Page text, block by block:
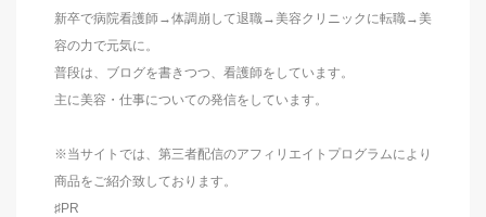
新卒で病院看護師→体調崩して退職→美容クリニックに転職→美
容の力で元気に。
普段は、ブログを書きつつ、看護師をしています。
主に美容・仕事についての発信をしています。
※当サイトでは、第三者配信のアフィリエイトプログラムにより
商品をご紹介致しております。
♯PR